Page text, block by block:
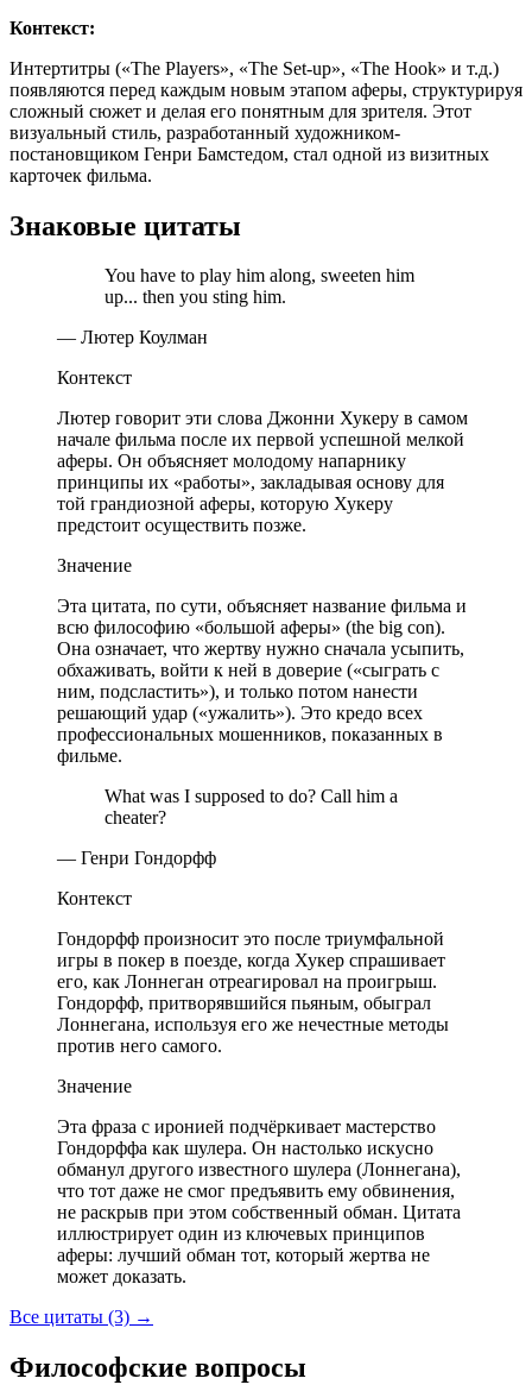
Контекст:
Интертитры («The Players», «The Set-up», «The Hook» и т.д.)
появляются перед каждым новым этапом аферы, структурируя
сложный сюжет и делая его понятным для зрителя. Этот
визуальный стиль, разработанный художником-
постановщиком Генри Бамстедом, стал одной из визитных
карточек фильма.
Знаковые цитаты
You have to play him along, sweeten him
up... then you sting him.
— Лютер Коулман
Контекст
Лютер говорит эти слова Джонни Хукеру в самом
начале фильма после их первой успешной мелкой
аферы. Он объясняет молодому напарнику
принципы их «работы», закладывая основу для
той грандиозной аферы, которую Хукеру
предстоит осуществить позже.
Значение
Эта цитата, по сути, объясняет название фильма и
всю философию «большой аферы» (the big con).
Она означает, что жертву нужно сначала усыпить,
обхаживать, войти к ней в доверие («сыграть с
ним, подсластить»), и только потом нанести
решающий удар («ужалить»). Это кредо всех
профессиональных мошенников, показанных в
фильме.
What was I supposed to do? Call him a
cheater?
— Генри Гондорфф
Контекст
Гондорфф произносит это после триумфальной
игры в покер в поезде, когда Хукер спрашивает
его, как Лоннеган отреагировал на проигрыш.
Гондорфф, притворявшийся пьяным, обыграл
Лоннегана, используя его же нечестные методы
против него самого.
Значение
Эта фраза с иронией подчёркивает мастерство
Гондорффа как шулера. Он настолько искусно
обманул другого известного шулера (Лоннегана),
что тот даже не смог предъявить ему обвинения,
не раскрыв при этом собственный обман. Цитата
иллюстрирует один из ключевых принципов
аферы: лучший обман тот, который жертва не
может доказать.
Все цитаты (3) →
Философские вопросы